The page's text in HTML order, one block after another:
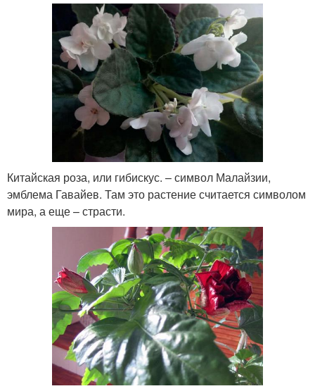
Китайская роза, или гибискус. – символ Малайзии,
эмблема Гавайев. Там это растение считается символом
мира, а еще – страсти.